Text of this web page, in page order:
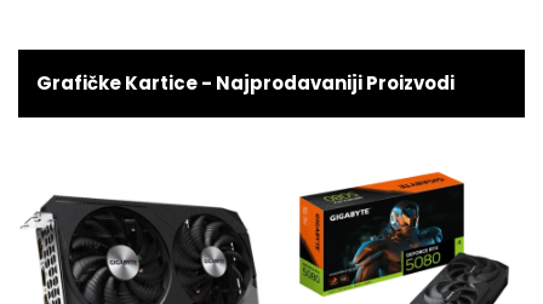
Grafičke Kartice - Najprodavaniji Proizvodi